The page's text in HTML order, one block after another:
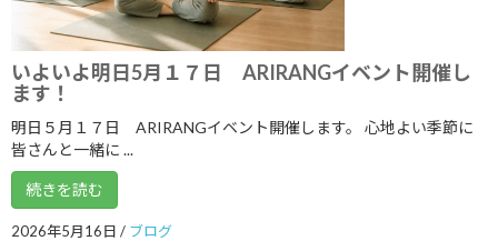
2021年2月
2021年1月
2020年12月
2020年11月
2020年10月
2020年9月
いよいよ明日5月１７日 ARIRANGイベント開催し
ます！
明日５月１７日 ARIRANGイベント開催します。 心地よい季節に
皆さんと一緒に ...
続きを読む
2026年5月16日 / ブログ